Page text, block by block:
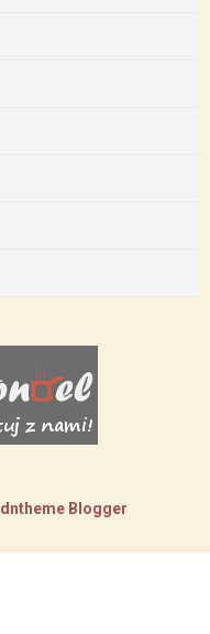
Idntheme Blogger